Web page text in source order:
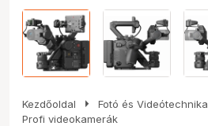
Kezdőoldal arrow_right Fotó és Videótechnika
Profi videokamerák